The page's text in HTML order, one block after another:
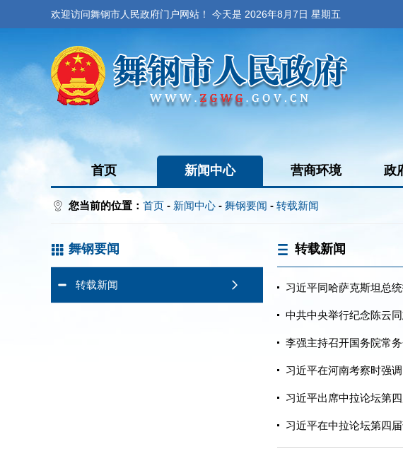
欢迎访问舞钢市人民政府门户网站！ 今天是 2026年8月7日 星期五
首页 新闻中心 营商环境 政
您当前的位置： 首页 - 新闻中心 - 舞钢要闻 - 转载新闻
舞钢要闻
转载新闻
转载新闻
习近平同哈萨克斯坦总
中共中央举行纪念陈云
李强主持召开国务院常
习近平在河南考察时强
习近平出席中拉论坛第
习近平在中拉论坛第四